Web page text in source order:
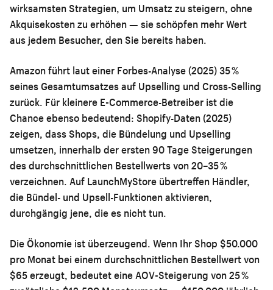
wirksamsten Strategien, um Umsatz zu steigern, ohne
Akquisekosten zu erhöhen — sie schöpfen mehr Wert
aus jedem Besucher, den Sie bereits haben.
Amazon führt laut einer Forbes-Analyse (2025) 35 %
seines Gesamtumsatzes auf Upselling und Cross-Selling
zurück. Für kleinere E-Commerce-Betreiber ist die
Chance ebenso bedeutend: Shopify-Daten (2025)
zeigen, dass Shops, die Bündelung und Upselling
umsetzen, innerhalb der ersten 90 Tage Steigerungen
des durchschnittlichen Bestellwerts von 20–35 %
verzeichnen. Auf LaunchMyStore übertreffen Händler,
die Bündel- und Upsell-Funktionen aktivieren,
durchgängig jene, die es nicht tun.
Die Ökonomie ist überzeugend. Wenn Ihr Shop $50.000
pro Monat bei einem durchschnittlichen Bestellwert von
$65 erzeugt, bedeutet eine AOV-Steigerung von 25 %